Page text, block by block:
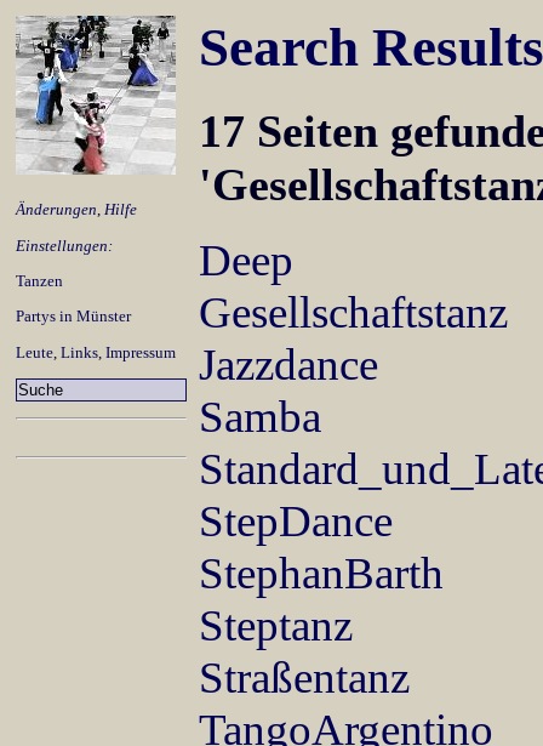
Änderungen, Hilfe
Einstellungen:
Tanzen
Partys in Münster
Leute Links Impressum
Search Results
17 Seiten
Deep
Gesellschaftstanz
Jazzdance
Samba
StepDance
StephanBarth
Steptanz
Straßentanz
TangoArgentino